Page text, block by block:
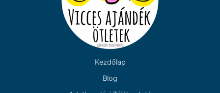
Kezdőlap
Blog